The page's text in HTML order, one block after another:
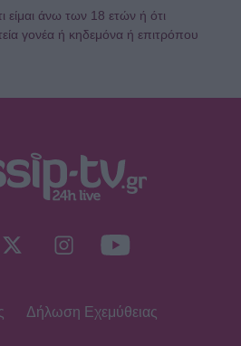
με stylish
της
άνω των 18 ετών ή ότι
γονέα ή κηδεμόνα ή επιτρόπου
Δήλωση Εχεμύθειας